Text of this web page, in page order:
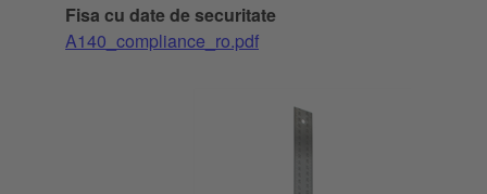
Fisa cu date de securitate
A140_compliance_ro.pdf